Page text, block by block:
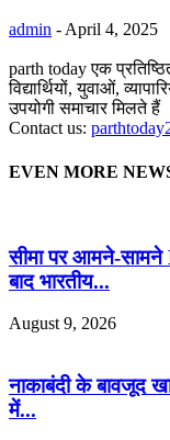
admin -April 4, 2025
parth today एक
विद्यार्थियों, युवाओं,
उपयोगी समाचार मिलते हैं
Contact us:
EVEN MORE
सीमा पर आमने-सामने
बाद भारतीय...
August 9, 2026
नाकाबंदी के बावजूद
में...